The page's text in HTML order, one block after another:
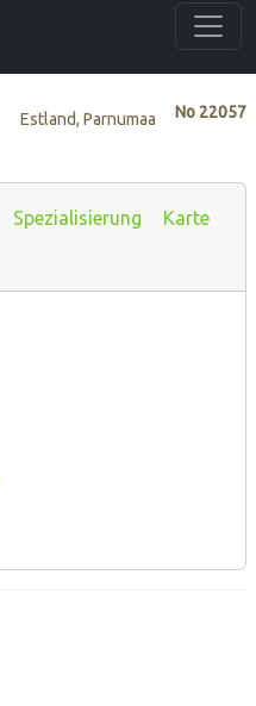
No 22057
Estland, Parnumaa
Spezialisierung Karte